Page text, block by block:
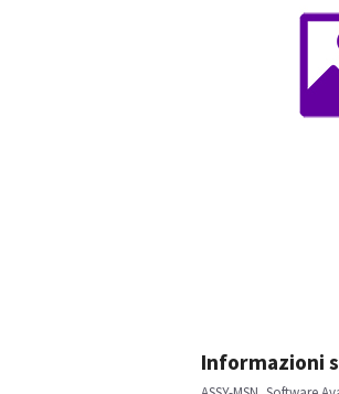
Informazioni